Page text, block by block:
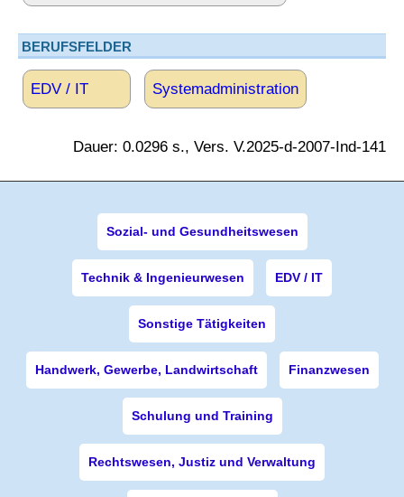
BERUFSFELDER
EDV / IT Systemadministration
Dauer: 0.0296 s., Vers. V.2025-d-2007-Ind-141
Sozial- und Gesundheitswesen
Technik & Ingenieurwesen EDV / IT
Sonstige Tätigkeiten
Handwerk, Gewerbe, Landwirtschaft Finanzwesen
Schulung und Training
Rechtswesen, Justiz und Verwaltung